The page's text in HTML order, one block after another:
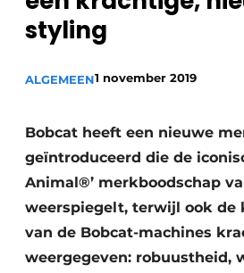
Privacy / Cookie statement
Vacature aanmelden
styling
ALGEMEEN1 november 2019
Bobcat heeft een nieuwe
geïntroduceerd die de
Animal®’ merkboodschap
weerspiegelt, terwijl ook de
van de Bobcat-machines
weergegeven: robuustheid,